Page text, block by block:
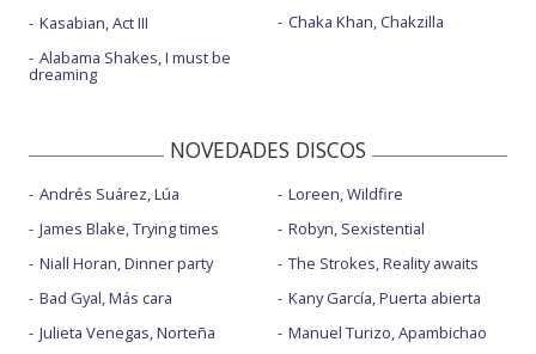
Kasabian, Act III
Alabama Shakes, I must be
dreaming
Chaka Khan, Chakzilla
NOVEDADES DISCOS
Andrés Suárez, Lúa
James Blake, Trying times
Niall Horan, Dinner party
Bad Gyal, Más cara
Julieta Venegas, Norteña
Loreen, Wildfire
Robyn, Sexistential
The Strokes, Reality awaits
Kany García, Puerta abierta
Manuel Turizo, Apambichao